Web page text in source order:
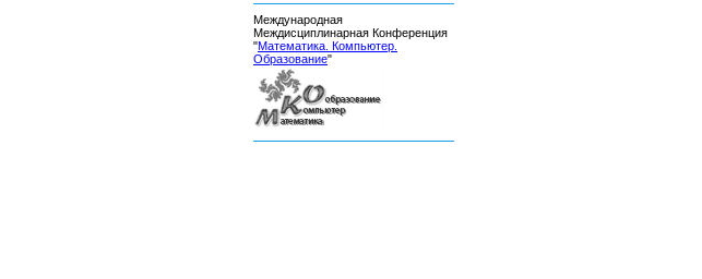
Международная
Междисциплинарная Конференция
"Математика. Компьютер.
Образование"